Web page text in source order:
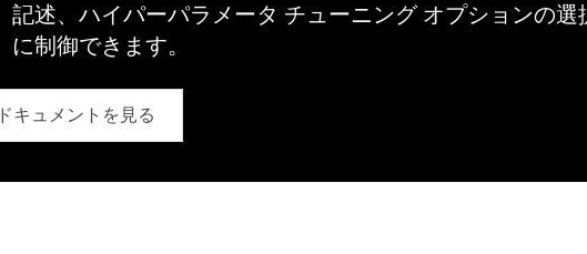
記述、ハイパーパラメータ チューニング オプションの
に制御できます。
ドキュメントを見る